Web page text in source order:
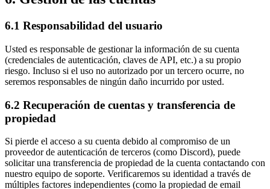
6.1 Responsabilidad del usuario
Usted es responsable de gestionar la información de su cuenta
(credenciales de autenticación, claves de API, etc.) a su propio
riesgo. Incluso si el uso no autorizado por un tercero ocurre, no
seremos responsables de ningún daño incurrido por usted.
6.2 Recuperación de cuentas y transferencia de
propiedad
Si pierde el acceso a su cuenta debido al compromiso de un
proveedor de autenticación de terceros (como Discord), puede
solicitar una transferencia de propiedad de la cuenta contactando con
nuestro equipo de soporte. Verificaremos su identidad a través de
múltiples factores independientes (como la propiedad de email